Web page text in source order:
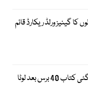
کا گینیز ورلڈ ریکارڈ قائم
امریکا: دکان سے چرائی گئی کتاب 40 برس بعد لوٹا